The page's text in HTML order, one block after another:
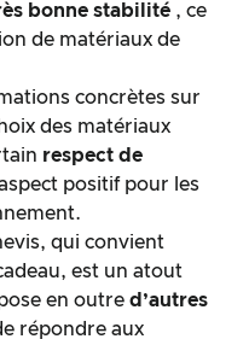
bonne stabilité , ce
de matériaux de
concrètes sur
des matériaux
respect de
positif pour les
qui convient
est un atout
en outre d’autres
répondre aux